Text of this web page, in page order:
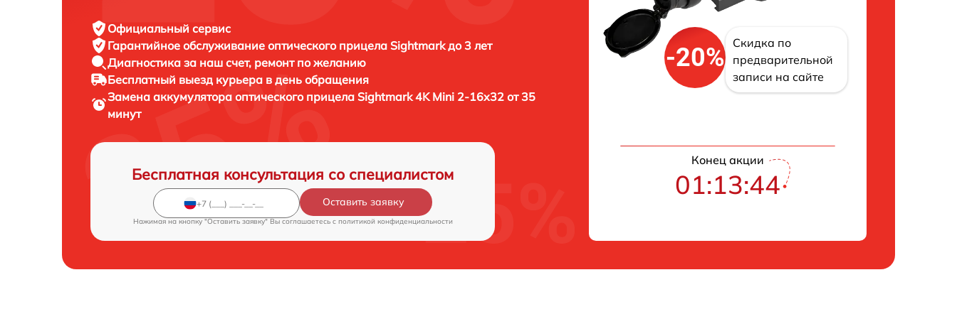
Официальный сервис
Гарантийное обслуживание оптического прицела Sightmark до 3 лет
Диагностика за наш счет, ремонт по желанию
Бесплатный выезд курьера в день обращения
Замена аккумулятора оптического прицела Sightmark 4K Mini 2-16x32 от 35
минут
Бесплатная консультация со специалистом
Оставить заявку
Нажимая на кнопку "Оставить заявку" Вы соглашаетесь c политикой конфиденциальности
-20%
Скидка по
предварительной
записи на сайте
Конец акции
01:13:43